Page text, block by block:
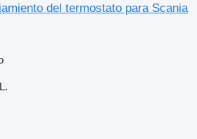
del termostato para Scania